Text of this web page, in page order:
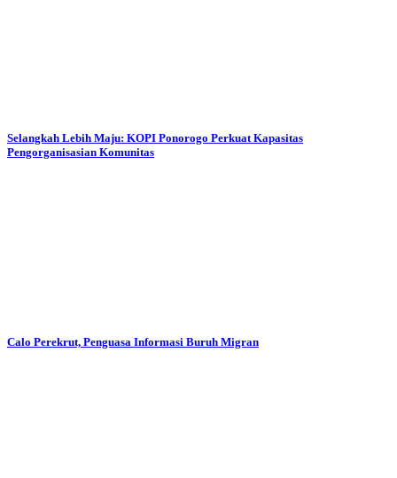
Selangkah Lebih Maju: KOPI Ponorogo Perkuat Kapasitas
Pengorganisasian Komunitas
Calo Perekrut, Penguasa Informasi Buruh Migran